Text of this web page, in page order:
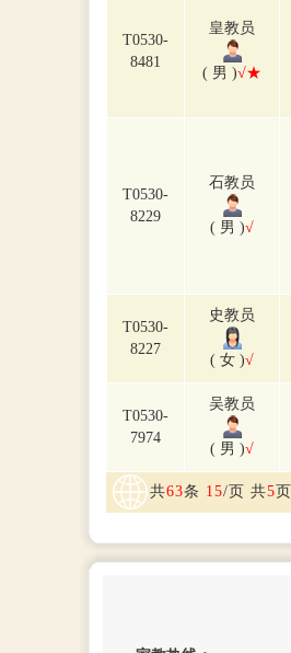
T0530-
8481
皇教员
( 男 )√★
T0530-
8229
石教员
( 男 )√
T0530-
8227
史教员
( 女 )√
T0530-
7974
吴教员
( 男 )√
共63条 15/页 共5页